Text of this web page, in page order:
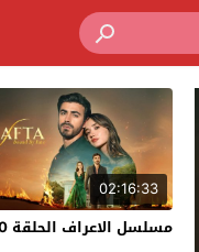
02:16:33
مسلسل الاعراف الحلقة 40